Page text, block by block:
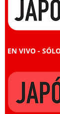
EN VIVO -